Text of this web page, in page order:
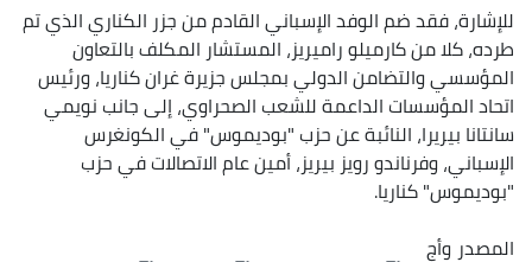
للإشارة، فقد ضم الوفد الإسباني القادم من جزر الكناري الذي تم
طرده، كلا من كارميلو راميريز، المستشار المكلف بالتعاون
المؤسسي والتضامن الدولي بمجلس جزيرة غران كناريا، ورئيس
اتحاد المؤسسات الداعمة للشعب الصحراوي، إلى جانب نويمي
سانتانا بيريرا، النائبة عن حزب "بوديموس" في الكونغرس
الإسباني، وفرناندو رويز بيريز، أمين عام الاتصالات في حزب
"بوديموس" كناريا.
المصدروأج